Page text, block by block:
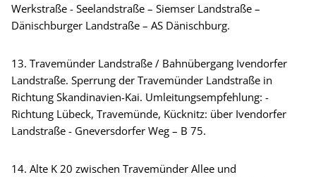
Werkstraße - Seelandstraße – Siemser Landstraße –
Dänischburger Landstraße – AS Dänischburg.
13. Travemünder Landstraße / Bahnübergang Ivendorfer
Landstraße. Sperrung der Travemünder Landstraße in
Richtung Skandinavien-Kai. Umleitungsempfehlung: -
Richtung Lübeck, Travemünde, Kücknitz: über Ivendorfer
Landstraße - Gneversdorfer Weg – B 75.
14. Alte K 20 zwischen Travemünder Allee und